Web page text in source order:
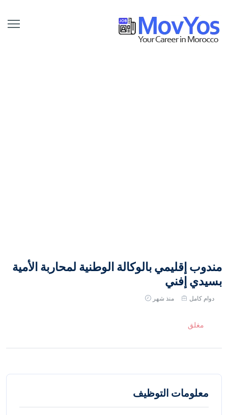
مندوب إقليمي بالوكالة الوطنية لمحاربة الأمية
بسيدي إفني
دوام كامل منذ شهر
مغلق
معلومات التوظيف